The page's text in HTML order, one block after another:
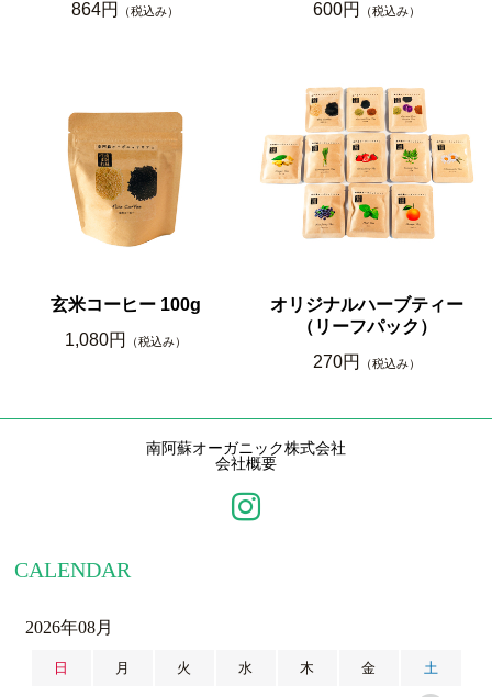
864円
（税込み）
600円
（税込み）
玄米コーヒー 100g
1,080円
（税込み）
オリジナルハーブティー
（リーフパック）
270円
（税込み）
南阿蘇オーガニック株式会社
会社概要
CALENDAR
2026年08月
日 月 火 水 木 金 土